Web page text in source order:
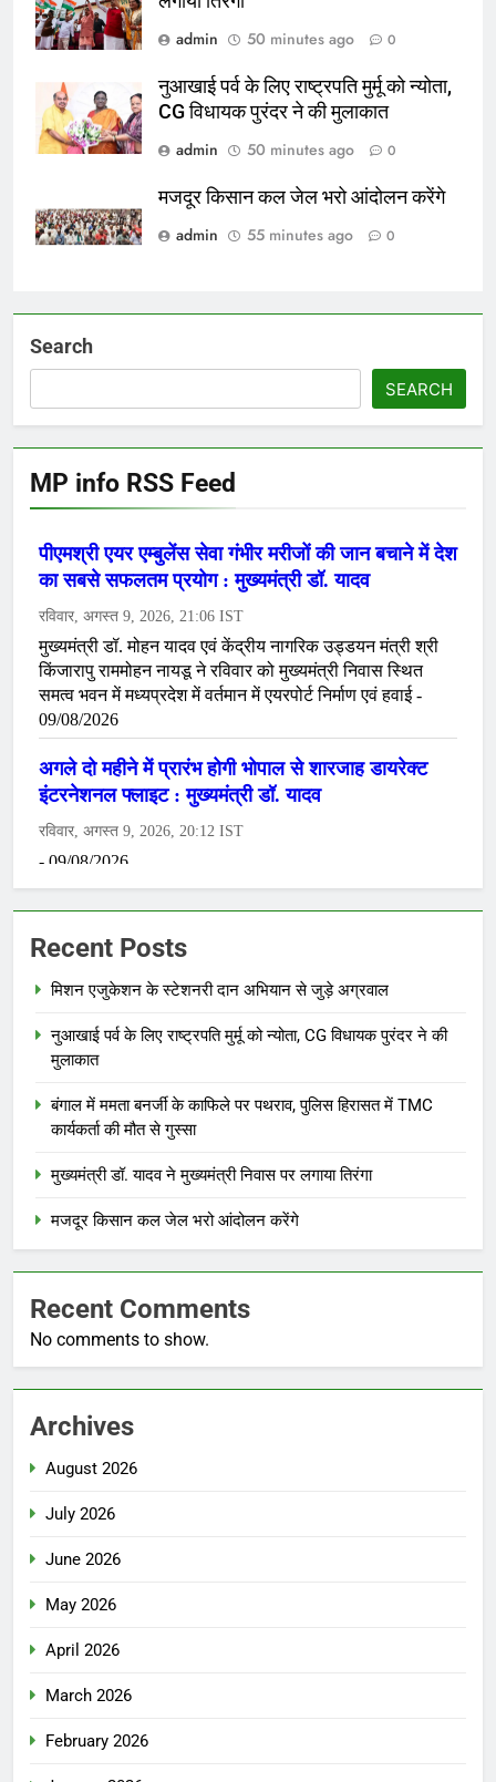
admin
50 minutes ago 0
नुआखाई पर्व के लिए राष्ट्रपति मुर्मू को न्योता,
CG विधायक पुरंदर ने की मुलाकात
admin
50 minutes ago 0
मजदूर किसान कल जेल भरो आंदोलन करेंगे
admin
55 minutes ago 0
Search
SEARCH
MP info RSS Feed
Recent Posts
मिशन एजुकेशन के स्टेशनरी दान अभियान से जुड़े अग्रवाल
नुआखाई पर्व के लिए राष्ट्रपति मुर्मू को न्योता, CG विधायक पुरंदर ने की
मुलाकात
बंगाल में ममता बनर्जी के काफिले पर पथराव, पुलिस हिरासत में TMC
कार्यकर्ता की मौत से गुस्सा
मुख्यमंत्री डॉ. यादव ने मुख्यमंत्री निवास पर लगाया तिरंगा
मजदूर किसान कल जेल भरो आंदोलन करेंगे
Recent Comments
No comments to show.
Archives
August 2026
July 2026
June 2026
May 2026
April 2026
March 2026
February 2026